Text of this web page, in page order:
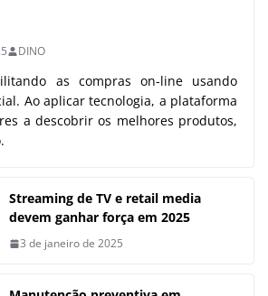
DINO
as compras on-line usando
Ao aplicar tecnologia, a plataforma
a descobrir os melhores produtos,
Streaming de TV e retail media
devem ganhar força em 2025
3 de janeiro de 2025